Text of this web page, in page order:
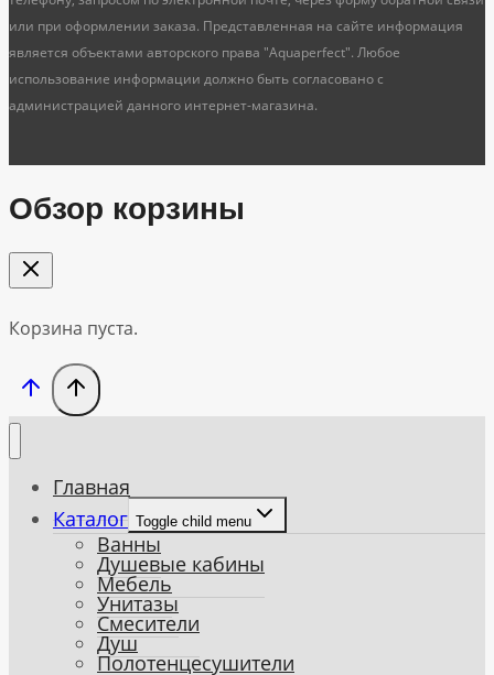
или при оформлении заказа. Представленная на сайте информация
является объектами авторского права "Aquaperfect". Любое
использование информации должно быть согласовано с
администрацией данного интернет-магазина.
Обзор корзины
Корзина пуста.
Главная
Каталог Toggle child menu
Ванны
Душевые кабины
Мебель
Унитазы
Смесители
Душ
Полотенцесушители